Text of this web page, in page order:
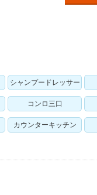
シャンプードレッサー
コンロ三口
カウンターキッチン